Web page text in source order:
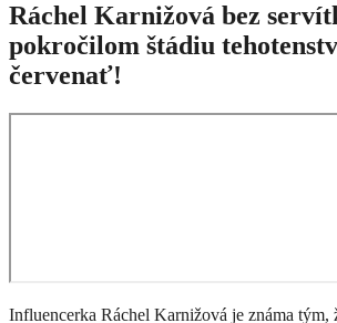
Ráchel Karnižová bez
pokročilom štádiu
červenať!
Influencerka Ráchel Karnižová je známa tým,